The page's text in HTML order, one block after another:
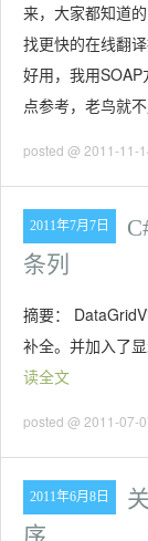
来，大家都知道
找更快的在线翻
好用，我用
点参考，老鸟就
posted @ 2011-11-
2011年7月7日
条列
摘要：
补全。并加入了
读全文
posted @ 2011-07-
2011年6月8日
序